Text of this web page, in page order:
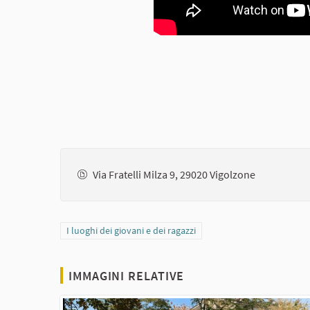
Via Fratelli Milza 9, 29020 Vigolzone
Filtra i risultati per categoria: I luoghi dei giovani e dei
I luoghi dei giovani e dei ragazzi
IMMAGINI RELATIVE